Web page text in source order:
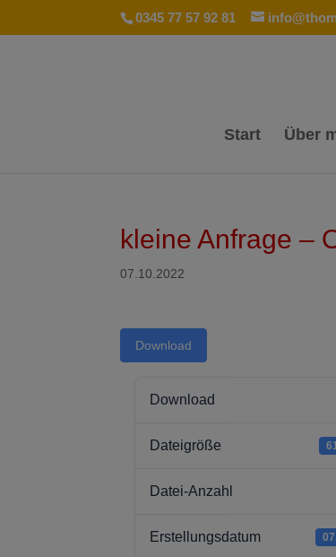
0345 77 57 92 81
Start Über
kleine Anfrage –
07.10.2022
Download
Download
Dateigröße
Datei-Anzahl
Erstellungsdatum